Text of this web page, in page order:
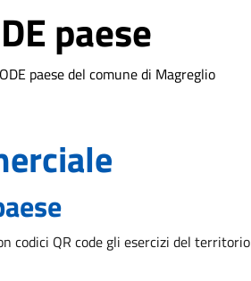
paese
paese del comune di Magreglio
codici QR code gli esercizi del territorio